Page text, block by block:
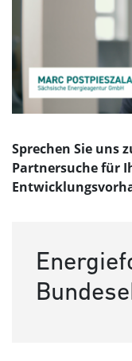
Sprechen Sie uns
Partnersuche für